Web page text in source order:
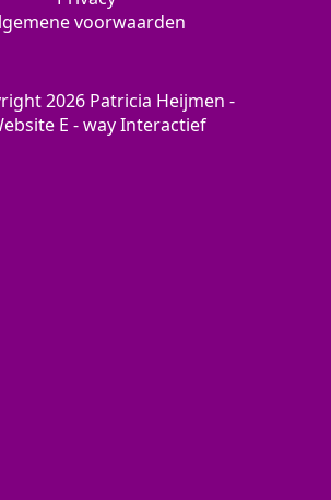
voorwaarden
2026 Patricia Heijmen -
E - way Interactief